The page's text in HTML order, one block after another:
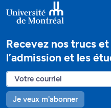
Recevez nos trucs
l’admission et les
Je veux m'abonner